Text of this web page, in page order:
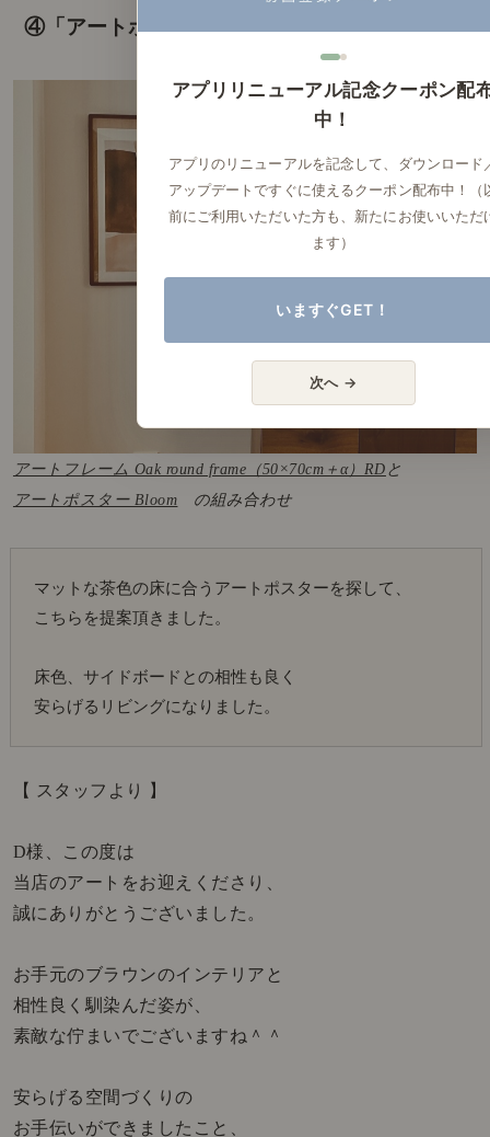
④「アートポスター Bloom」ご注文 D様
アートフレーム Oak round frame（50×70cm＋α）RD と
アートポスター Bloom の組み合わせ
マットな茶色の床に合うアートポスターを探して、
こちらを提案頂きました。
床色、サイドボードとの相性も良く
安らげるリビングになりました。
【 スタッフより 】
D様、この度は
当店のアートをお迎えくださり、
誠にありがとうございました。
お手元のブラウンのインテリアと
相性良く馴染んだ姿が、
素敵な佇まいでございますね＾＾
安らげる空間づくりの
お手伝いができましたこと、
アプリリニューアル記念クーポン配
中！
アプリのリニューアルを記念して、ダウンロード
アップデートですぐに使えるクーポン配布中！（
前にご利用いただいた方も、新たにお使いいただ
ます）
いますぐGET！
次へ →